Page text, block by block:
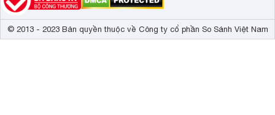
© 2013 - 2023 Bản quyền thuộc về Công ty cổ phần So Sánh Việt Nam